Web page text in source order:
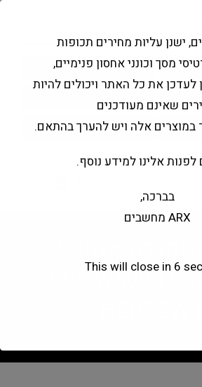
בקשה להצעה
ASUS W5000
ישנן עליות מחירים תכופות
מסך וכונני אחסון פנימיים,
לעדכן את כל האתר ויכולים להיות
שאינם מעודכנים
במוצרים אלה ויש להערך בהתאם.
לפנות אלינו למידע נוסף.
בברכה,
ARX מחשבים
This will close in 6